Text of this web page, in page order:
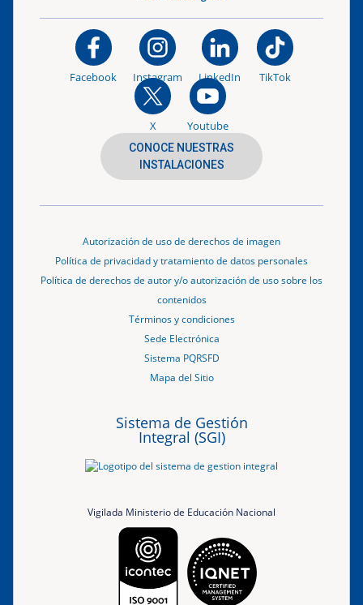
Facebook Instagram LinkedIn TikTok
X Youtube
CONOCE NUESTRAS
INSTALACIONES
Autorización de uso de derechos de imagen
Política de privacidad y tratamiento de datos personales
Política de derechos de autor y/o autorización de uso sobre los
contenidos
Términos y condiciones
Sede Electrónica
Sistema PQRSFD
Mapa del Sitio
Sistema de Gestión
Integral (SGI)
Vigilada Ministerio de Educación Nacional